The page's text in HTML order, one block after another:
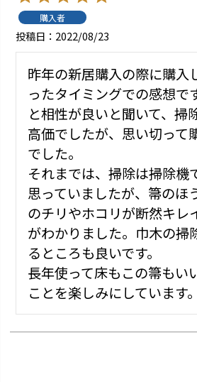
購入者
投稿日 2022/08/23
昨年の新居購入の際に購入
ったタイミングでの感想で
と相性が良いと聞いて、掃
高価でしたが、思い切って
でした。
それまでは、掃除は掃除機
思っていましたが、箒のほ
のチリやホコリが断然キレ
がわかりました。巾木の掃
るところも良いです。
長年使って床もこの箒もい
ことを楽しみにしています。